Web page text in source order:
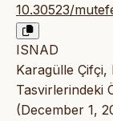
10.30523/
ISNAD
Karagülle Çifçi,
Tasvirlerindeki
(December 1,